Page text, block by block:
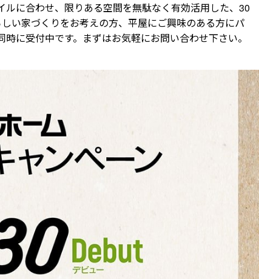
に合わせ、限りある空間を無駄なく有効活用した、30
い家づくりをお考えの方、平屋にご興味のある方にパ
に受付中です。まずはお気軽にお問い合わせ下さい。